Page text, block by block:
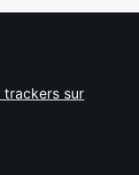
trackers sur